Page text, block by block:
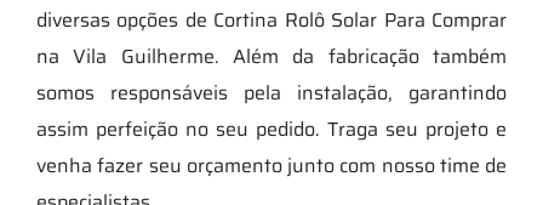
diversas opções de Cortina Rolô Solar Para Comprar
na Vila Guilherme. Além da fabricação também
somos responsáveis pela instalação, garantindo
assim perfeição no seu pedido. Traga seu projeto e
venha fazer seu orçamento junto com nosso time de